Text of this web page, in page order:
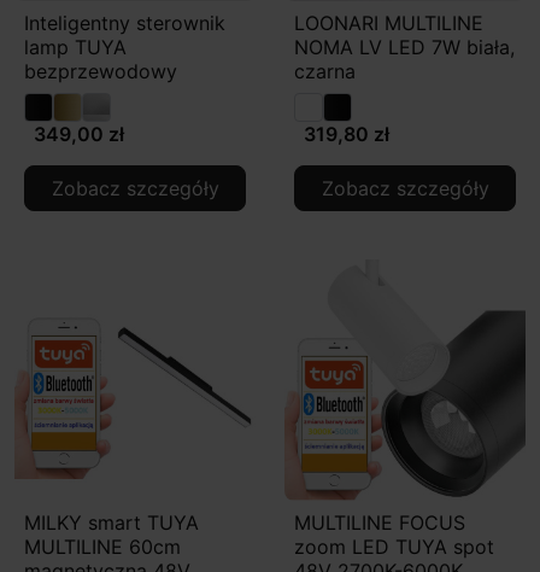
Inteligentny sterownik
lamp TUYA
bezprzewodowy
349,00 zł
Zobacz szczegóły
LOONARI MULTILINE
NOMA LV LED 7W biała,
czarna
319,80 zł
Zobacz szczegóły
MILKY smart TUYA
MULTILINE 60cm
MULTILINE FOCUS
zoom LED TUYA spot